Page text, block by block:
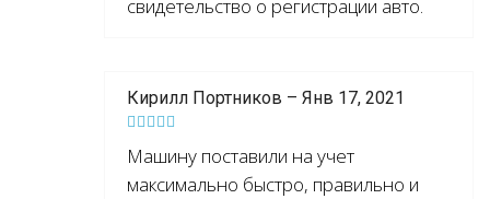
свидетельство о регистрации авто.
Кирилл Портников – Янв 17, 2021
Машину поставили на учет
максимально быстро, правильно и